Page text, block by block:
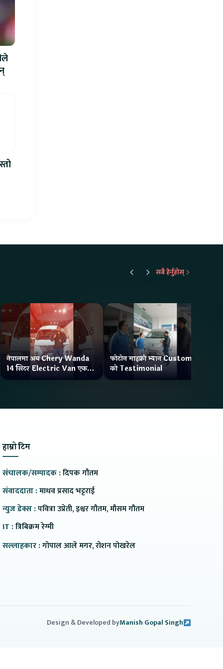
सबै हेर्नुहोस्
नेपालमा अब Chery Wanda
14 सिटर Electric Van एक
Charge मा दिन्छ 300KM
फोटोन माइक्रो भ्यान Customer
को Testimonial
हाम्रो टिम
संचालक/सम्पादक :दिपक गौतम
संवाददाता :माधव प्रसाद भट्टराई
न्युज डेक्स :पवित्रा उप्रेती, इश्वर गौतम, मौसम गौतम
IT :त्रिबिक्रम रेग्मी
सल्लाहकार :गोपाल आले मगर, रोशन पोखरेल
Design & Developed byManish Gopal Singh